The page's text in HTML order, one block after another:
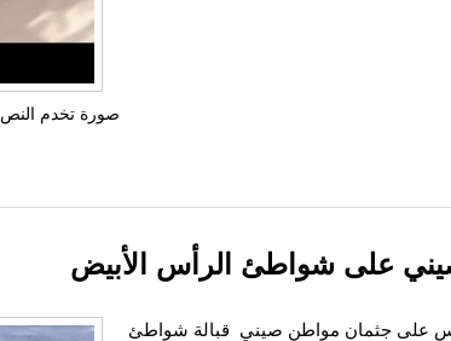
صورة تخدم النص
صيني على شواطئ الرأس الأبيض
على جثمان مواطن صيني قبالة شواطئ